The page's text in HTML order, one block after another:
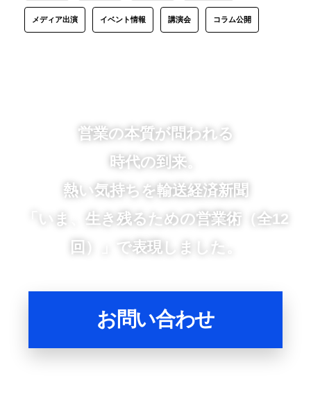
メディア出演 イベント情報 講演会 コラム公開
営業の本質が問われる
時代の到来。
熱い気持ちを輸送経済新聞
「いま、生き残るための営業術（全12
回）」で表現しました。
お問い合わせ